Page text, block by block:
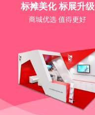
标摊美化 标展升级
商城优选 值得更好